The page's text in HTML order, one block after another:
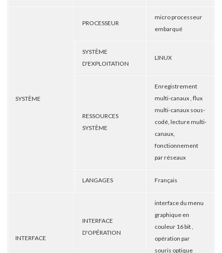
SYSTÈME
PROCESSEUR
micro processeur
embarqué
SYSTÈME
D'EXPLOITATION
LINUX
RESSOURCES
SYSTÈME
Enregistrement
multi-canaux , flux
multi-canaux sous-
codé, lecture multi-
canaux,
fonctionnement
par réseaux
LANGAGES Français
INTERFACE
INTERFACE
D'OPÉRATION
interface du menu
graphique en
couleur 16 bit ,
opération par
souris optique